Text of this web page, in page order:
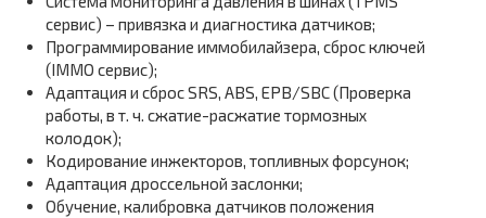
сервис) – привязка и диагностика датчиков;
Программирование иммобилайзера, сброс ключей
(IMMO сервис);
Адаптация и сброс SRS, ABS, EPB/SBC (Проверка
работы, в т. ч. сжатие-расжатие тормозных
колодок);
Кодирование инжекторов, топливных форсунок;
Адаптация дроссельной заслонки;
Обучение, калибровка датчиков положения